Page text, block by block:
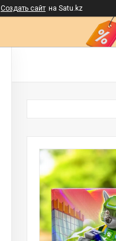
Создать сайт на Satu.kz